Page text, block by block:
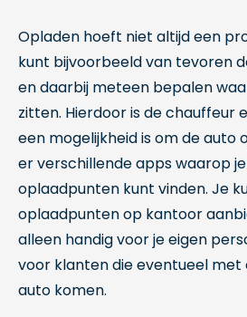
Opladen hoeft niet altijd een
kunt bijvoorbeeld van tevoren
en daarbij meteen bepalen
zitten. Hierdoor is de chauffeur
een mogelijkheid is om de auto
er verschillende apps waarop
oplaadpunten kunt vinden. Je
oplaadpunten op kantoor
alleen handig voor je eigen
voor klanten die eventueel
auto komen.